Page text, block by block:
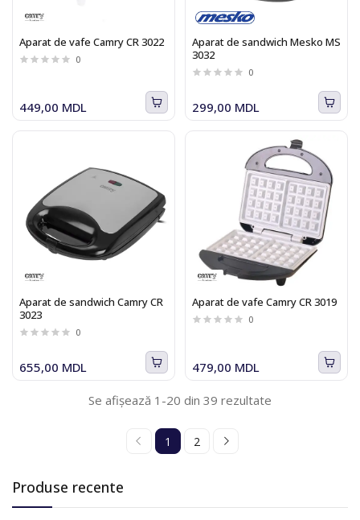
Produse recente
Aparat de vafe Camry CR 3022
0
449,00 MDL
Aparat de sandwich Mesko MS
3032
0
299,00 MDL
Aparat de sandwich Camry CR
3023
0
655,00 MDL
Aparat de vafe Camry CR 3019
0
479,00 MDL
Se afișează 1-20 din 39 rezultate
1 2